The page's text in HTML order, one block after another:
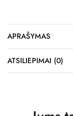
APRAŠYMAS
ATSILIEPIMAI (0)